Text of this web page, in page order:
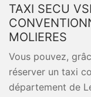
TAXI SECU
MOLIERES
Vous pouvez,
réserver un taxi
département de